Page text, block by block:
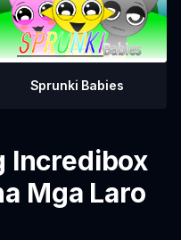
Sprunki Babies
Incredibox
Mga Laro